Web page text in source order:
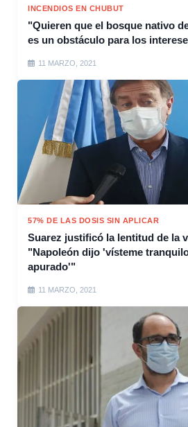
INCENDIOS EN CHUBUT
"Quieren que el bosque nativo
es un obstáculo para los
11 MARZO, 2021
57% DE LAS DOSIS SIN APLICAR
Suarez justificó la lentitud de la
"Napoleón dijo 'vísteme
apurado'"
11 MARZO, 2021